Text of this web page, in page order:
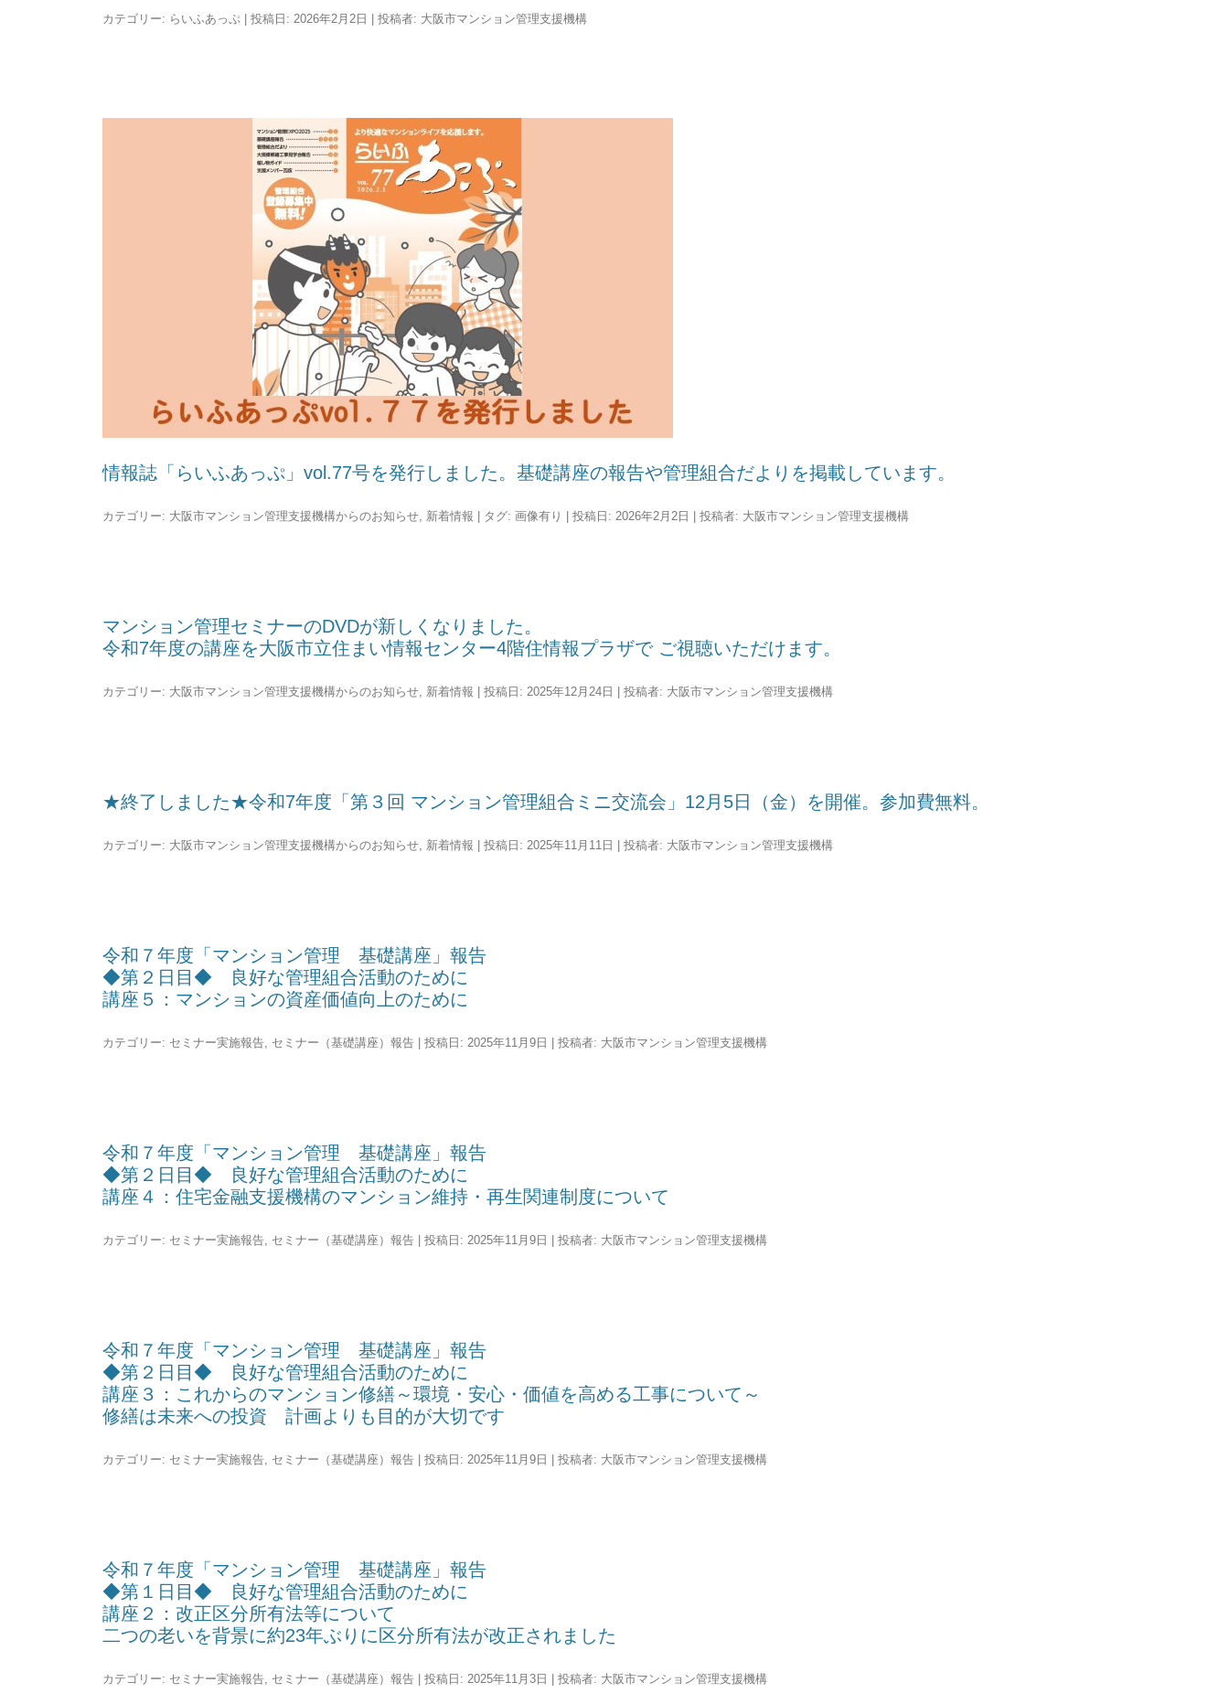
カテゴリー: らいふあっぷ | 投稿日: 2026年2月2日 投稿者: 大阪市マンション管理支援機構
情報誌「らいふあっぷ」vol.77号を発行しました。基礎講座の報告や管理組合だよりを掲載しています。
カテゴリー: 大阪市マンション管理支援機構からのお知らせ, 新着情報 | タグ: 画像有り | 投稿日: 2026年2月2日 投稿者: 大阪市マンション管理支援機構
マンション管理セミナーのDVDが新しくなりました。
令和7年度の講座を大阪市立住まい情報センター4階住情報プラザで ご視聴いただけます。
カテゴリー: 大阪市マンション管理支援機構からのお知らせ, 新着情報 | 投稿日: 2025年12月24日 投稿者: 大阪市マンション管理支援機構
★終了しました★令和7年度「第３回 マンション管理組合ミニ交流会」12月5日（金）を開催。参加費無料。
カテゴリー: 大阪市マンション管理支援機構からのお知らせ, 新着情報 | 投稿日: 2025年11月11日 投稿者: 大阪市マンション管理支援機構
令和７年度「マンション管理 基礎講座」報告
◆第２日目◆ 良好な管理組合活動のために
講座５：マンションの資産価値向上のために
カテゴリー: セミナー実施報告, セミナー（基礎講座）報告 | 投稿日: 2025年11月9日 投稿者: 大阪市マンション管理支援機構
令和７年度「マンション管理 基礎講座」報告
◆第２日目◆ 良好な管理組合活動のために
講座４：住宅金融支援機構のマンション維持・再生関連制度について
カテゴリー: セミナー実施報告, セミナー（基礎講座）報告 | 投稿日: 2025年11月9日 投稿者: 大阪市マンション管理支援機構
令和７年度「マンション管理 基礎講座」報告
◆第２日目◆ 良好な管理組合活動のために
講座３：これからのマンション修繕～環境・安心・価値を高める工事について～
修繕は未来への投資 計画よりも目的が大切です
カテゴリー: セミナー実施報告, セミナー（基礎講座）報告 | 投稿日: 2025年11月9日 投稿者: 大阪市マンション管理支援機構
令和７年度「マンション管理 基礎講座」報告
◆第１日目◆ 良好な管理組合活動のために
講座２：改正区分所有法等について
二つの老いを背景に約23年ぶりに区分所有法が改正されました
カテゴリー: セミナー実施報告, セミナー（基礎講座）報告 | 投稿日: 2025年11月3日 投稿者: 大阪市マンション管理支援機構